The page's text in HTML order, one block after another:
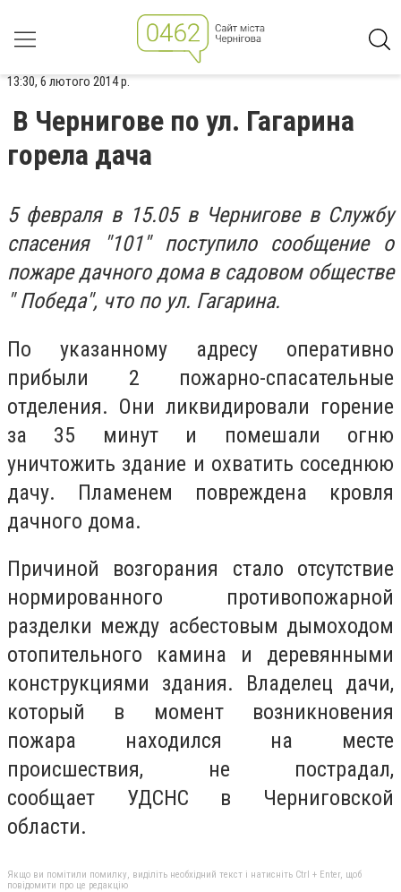
13:30, 6 лютого 2014 р.
В Чернигове по ул. Гагарина
горела дача
5 февраля в 15.05 в Чернигове в Службу
спасения "101" поступило сообщение о
пожаре дачного дома в садовом обществе
" Победа", что по ул. Гагарина.
По указанному адресу оперативно
прибыли 2 пожарно-спасательные
отделения. Они ликвидировали горение
за 35 минут и помешали огню
уничтожить здание и охватить соседнюю
дачу. Пламенем повреждена кровля
дачного дома.
Причиной возгорания стало отсутствие
нормированного противопожарной
разделки между асбестовым дымоходом
отопительного камина и деревянными
конструкциями здания. Владелец дачи,
который в момент возникновения
пожара находился на месте
происшествия, не пострадал,
сообщает УДСНС в Черниговской
области.
Якщо ви помітили помилку, виділіть необхідний текст і натисніть Ctrl + Enter, щоб
повідомити про це редакцію